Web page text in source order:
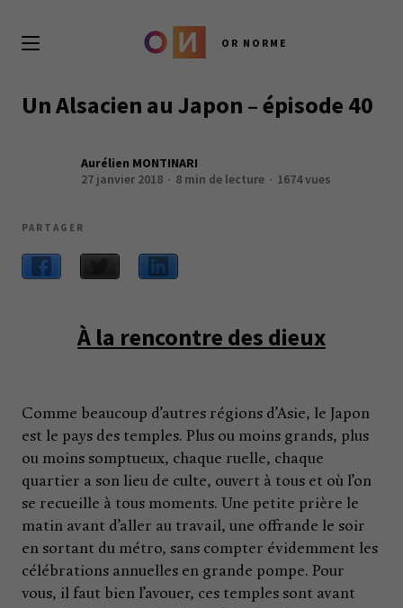
OR NORME
Un Alsacien au Japon – épisode 40
Aurélien MONTINARI
27 janvier 2018
8 min de lecture 1674 vues
PARTAGER
À la rencontre des dieux
Comme beaucoup d’autres régions d’Asie, le Japon
est le pays des temples. Plus ou moins grands, plus
ou moins somptueux, chaque ruelle, chaque
quartier a son lieu de culte, ouvert à tous et où l’on
se recueille à tous moments. Une petite prière le
matin avant d’aller au travail, une offrande le soir
en sortant du métro, sans compter évidemment les
célébrations annuelles en grande pompe. Pour
vous, il faut bien l’avouer, ces temples sont avant